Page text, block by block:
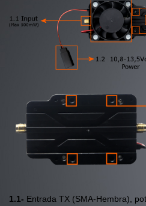
1.1- Entrada TX (SMA-Hembra),